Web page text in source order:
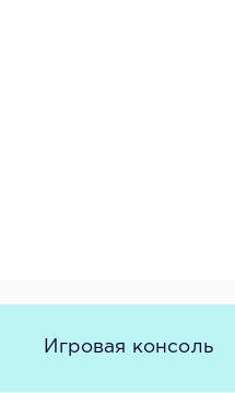
Игровая консоль